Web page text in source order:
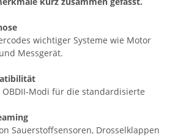
wichtiger Systeme wie Motor
Messgerät.
Modi für die standardisierte
Sauerstoffsensoren, Drosselklappen